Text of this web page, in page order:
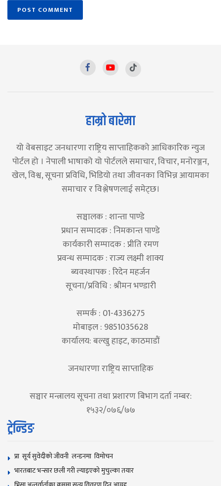
हाम्रो बारेमा
यो वेबसाइट जनधारणा राष्ट्रिय साप्ताहिकको आधिकारिक न्युज
पोर्टल हो । नेपाली भाषाको यो पोर्टलले समाचार, विचार, मनोरञ्जन,
खेल, विश्व, सूचना प्रविधि, भिडियो तथा जीवनका विभिन्न आयामका
समाचार र विश्लेषणलाई समेट्छ।
सञ्चालक : शान्ता पाण्डे
प्रधान सम्पादक : निमकान्त पाण्डे
कार्यकारी सम्पादक : प्रीति रमण
प्रवन्ध सम्पादक : राज्य लक्ष्मी शाक्य
ब्यवस्थापक : रिदेन महर्जन
सूचना/प्रविधि : श्रीमन भण्डारी
सम्पर्क : 01-4336275
मोबाइल : 9851035628
कार्यालय: बल्खु हाइट, काठमाडौं
जनधारणा राष्ट्रिय साप्ताहिक
सञ्चार मन्त्रालय सूचना तथा प्रशारण बिभाग दर्ता नम्बर:
१५३२/०७६/७७
ट्रेन्डिङ
प्रा सूर्य सुवेदीको जीवनी लन्डनमा विमोचन
भारतबाट भन्सार छली गरी ल्याइएको मुचुल्का तयार